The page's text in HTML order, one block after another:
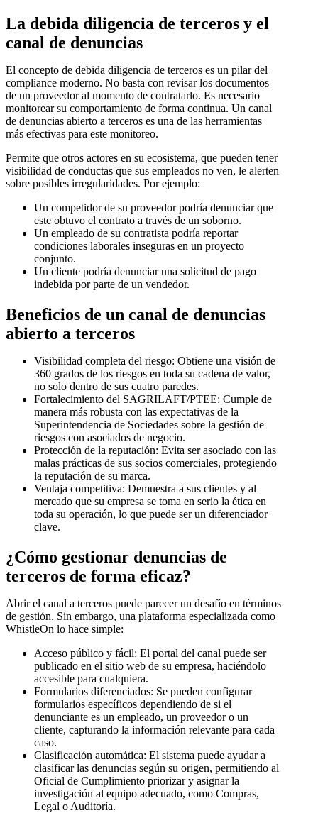
La debida diligencia de terceros y el
canal de denuncias
El concepto de debida diligencia de terceros es un pilar del
compliance moderno. No basta con revisar los documentos
de un proveedor al momento de contratarlo. Es necesario
monitorear su comportamiento de forma continua. Un canal
de denuncias abierto a terceros es una de las herramientas
más efectivas para este monitoreo.
Permite que otros actores en su ecosistema, que pueden tener
visibilidad de conductas que sus empleados no ven, le alerten
sobre posibles irregularidades. Por ejemplo:
Un competidor de su proveedor podría denunciar que
este obtuvo el contrato a través de un soborno.
Un empleado de su contratista podría reportar
condiciones laborales inseguras en un proyecto
conjunto.
Un cliente podría denunciar una solicitud de pago
indebida por parte de un vendedor.
Beneficios de un canal de denuncias
abierto a terceros
Visibilidad completa del riesgo: Obtiene una visión de
360 grados de los riesgos en toda su cadena de valor,
no solo dentro de sus cuatro paredes.
Fortalecimiento del SAGRILAFT/PTEE: Cumple de
manera más robusta con las expectativas de la
Superintendencia de Sociedades sobre la gestión de
riesgos con asociados de negocio.
Protección de la reputación: Evita ser asociado con las
malas prácticas de sus socios comerciales, protegiendo
la reputación de su marca.
Ventaja competitiva: Demuestra a sus clientes y al
mercado que su empresa se toma en serio la ética en
toda su operación, lo que puede ser un diferenciador
clave.
¿Cómo gestionar denuncias de
terceros de forma eficaz?
Abrir el canal a terceros puede parecer un desafío en términos
de gestión. Sin embargo, una plataforma especializada como
WhistleOn lo hace simple:
Acceso público y fácil: El portal del canal puede ser
publicado en el sitio web de su empresa, haciéndolo
accesible para cualquiera.
Formularios diferenciados: Se pueden configurar
formularios específicos dependiendo de si el
denunciante es un empleado, un proveedor o un
cliente, capturando la información relevante para cada
caso.
Clasificación automática: El sistema puede ayudar a
clasificar las denuncias según su origen, permitiendo al
Oficial de Cumplimiento priorizar y asignar la
investigación al equipo adecuado, como Compras,
Legal o Auditoría.